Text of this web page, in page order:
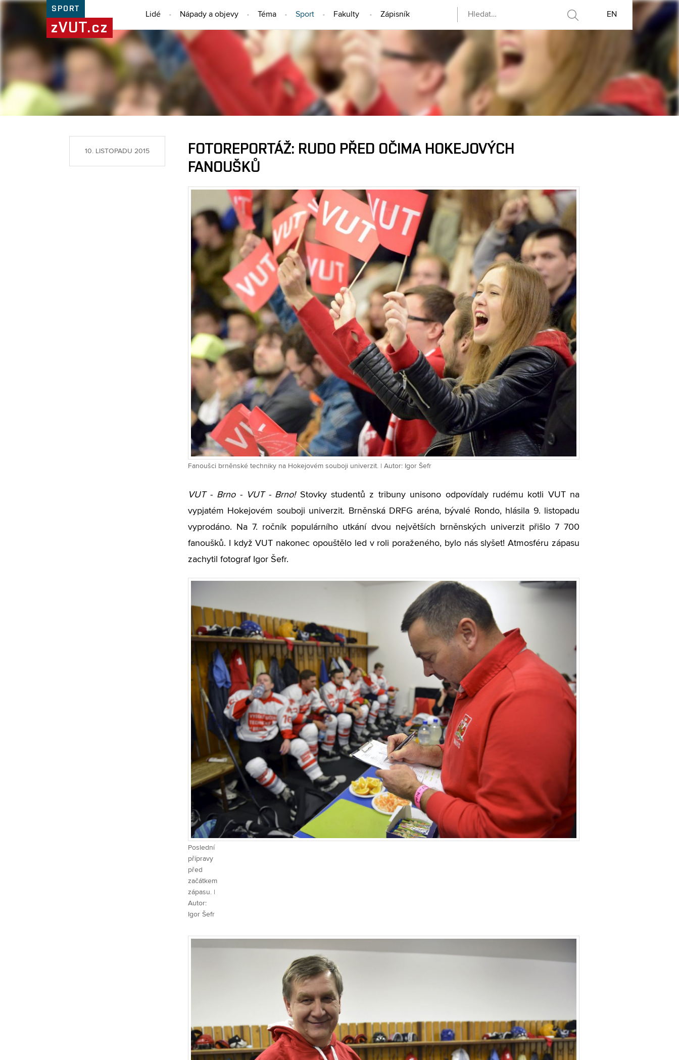
SPORT
zVUT.cz
Lidé Nápady a objevy Téma Sport Fakulty Zápisník EN
SPORT
10. LISTOPADU 2015
FOTOREPORTÁŽ: RUDO PŘED OČIMA HOKEJOVÝCH
FANOUŠKŮ
Fanoušci brněnské techniky na Hokejovém souboji univerzit. | Autor: Igor Šefr
VUT - Brno - VUT - Brno!Stovky studentů z tribuny unisono odpovídaly rudému kotli VUT na
vypjatém Hokejovém souboji univerzit. Brněnská DRFG aréna, bývalé Rondo, hlásila 9. listopadu
vyprodáno. Na 7. ročník populárního utkání dvou největších brněnských univerzit přišlo 7 700
fanoušků. I když VUT nakonec opouštělo led v roli poraženého, bylo nás slyšet! Atmosféru zápasu
zachytil fotograf Igor Šefr.
Poslední
přípravy
před
začátkem
zápasu. |
Autor:
Igor Šefr